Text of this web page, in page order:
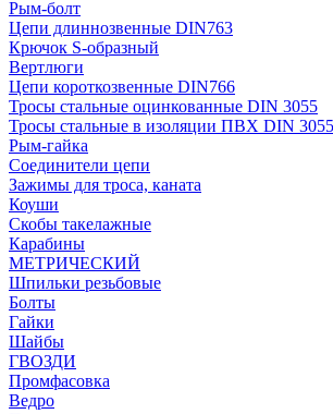
Рым-болт
Цепи длиннозвенные DIN763
Крючок S-образный
Вертлюги
Цепи короткозвенные DIN766
Тросы стальные оцинкованные DIN 3055
Тросы стальные в изоляции ПВХ DIN 3055
Рым-гайка
Соединители цепи
Зажимы для троса, каната
Коуши
Скобы такелажные
Карабины
МЕТРИЧЕСКИЙ
Шпильки резьбовые
Болты
Гайки
Шайбы
ГВОЗДИ
Промфасовка
Ведро